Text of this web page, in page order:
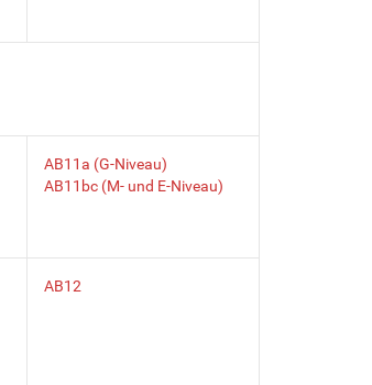
AB11a (G-Niveau)
AB11bc (M- und E-Niveau)
AB12